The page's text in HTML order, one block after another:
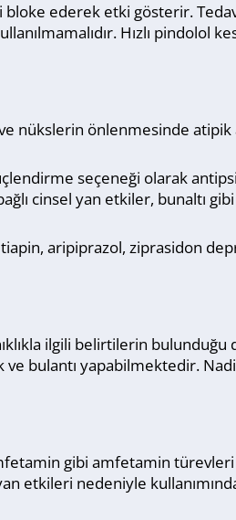
ederek etki gösterir.
Hızlı
nükslerin önlenmesinde
seçeneği olarak
cinsel yan etkiler, bunaltı
aripiprazol, ziprasidon
ilgili belirtilerin
ve bulantı yapabilmektedir.
gibi amfetamin türevleri
etkileri nedeniyle